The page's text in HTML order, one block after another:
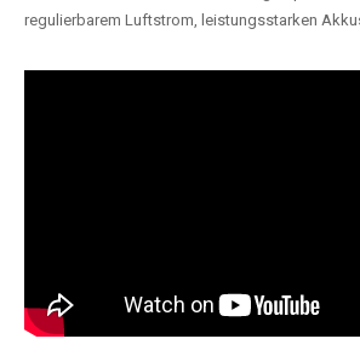
regulierbarem Luftstrom, leistungsstarken